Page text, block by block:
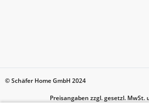
© Schäfer Home GmbH 2024
Preisangaben zzgl. gesetzl. MwSt.